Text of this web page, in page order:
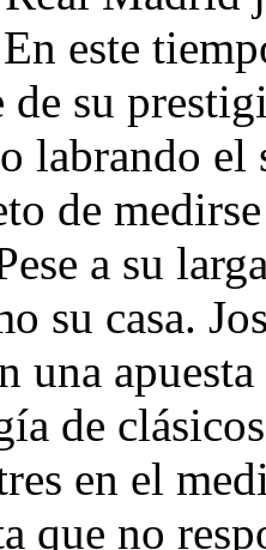
este
de su
labrando
de
a su
su casa.
una
de
en el
que no